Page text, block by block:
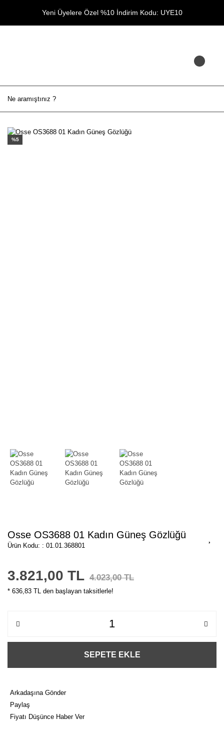
Yeni Üyelere Özel %10 İndirim Kodu: UYE10
%5
Osse OS3688 01 Kadın Güneş Gözlüğü
Ürün Kodu: : 01.01.368801
3.821,00 TL 4.023,00 TL
* 636,83 TL den başlayan taksitlerle!
SEPETE EKLE
Arkadaşına Gönder
Paylaş
Fiyatı Düşünce Haber Ver